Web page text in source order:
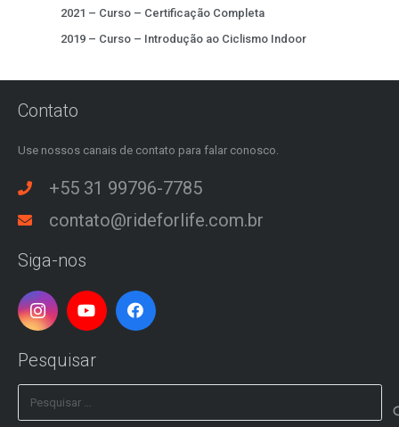
2021 – Curso – Certificação Completa
2019 – Curso – Introdução ao Ciclismo Indoor
Contato
Use nossos canais de contato para falar conosco.
+55 31 99796-7785
contato@rideforlife.com.br
Siga-nos
Pesquisar